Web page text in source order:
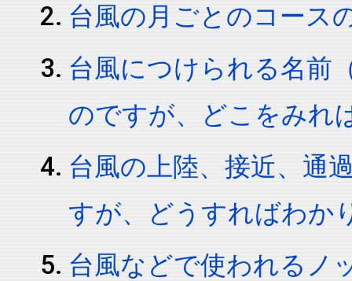
台風の月ごとのコース
台風につけられる名前
のですが、どこをみれ
台風の上陸、接近、通
すが、どうすればわか
台風などで使われるノ